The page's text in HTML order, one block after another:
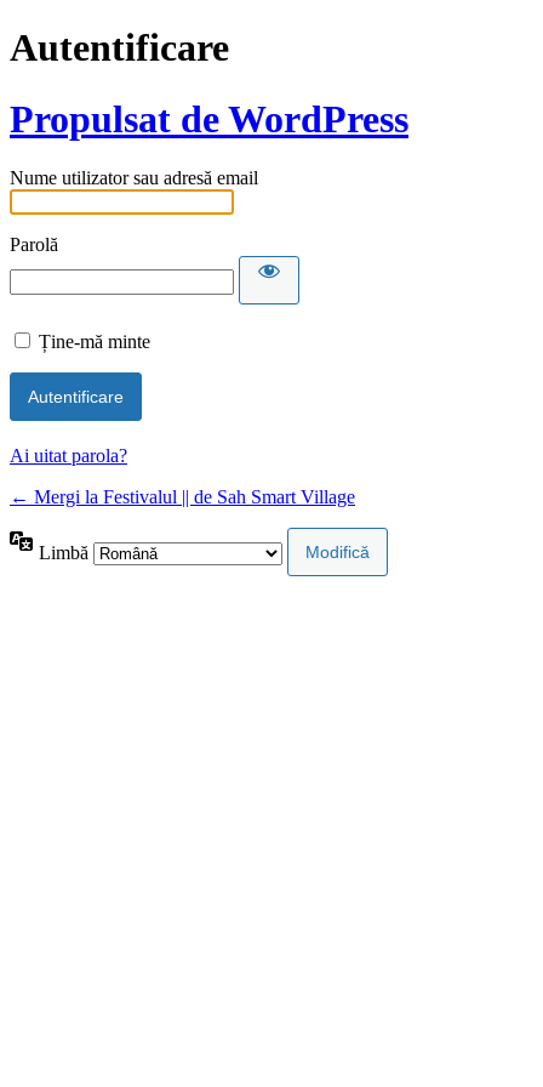
Autentificare
Propulsat de WordPress
Nume utilizator sau adresă email
Parolă
Ține-mă minte
Ai uitat parola?
← Mergi la Festivalul || de Sah Smart Village
Limbă